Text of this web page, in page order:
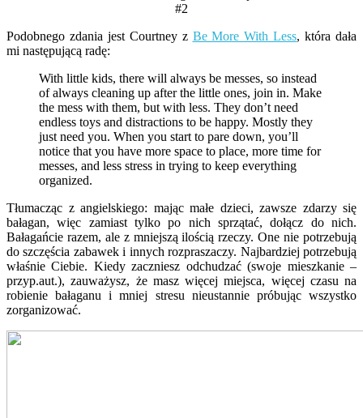
#2
Podobnego zdania jest Courtney z Be More With Less, która dała
mi następującą radę:
With little kids, there will always be messes, so instead
of always cleaning up after the little ones, join in. Make
the mess with them, but with less. They don’t need
endless toys and distractions to be happy. Mostly they
just need you. When you start to pare down, you’ll
notice that you have more space to place, more time for
messes, and less stress in trying to keep everything
organized.
Tłumacząc z angielskiego: mając małe dzieci, zawsze zdarzy się
bałagan, więc zamiast tylko po nich sprzątać, dołącz do nich.
Bałagańcie razem, ale z mniejszą ilością rzeczy. One nie potrzebują
do szczęścia zabawek i innych rozpraszaczy. Najbardziej potrzebują
właśnie Ciebie. Kiedy zaczniesz odchudzać (swoje mieszkanie –
przyp.aut.), zauważysz, że masz więcej miejsca, więcej czasu na
robienie bałaganu i mniej stresu nieustannie próbując wszystko
zorganizować.